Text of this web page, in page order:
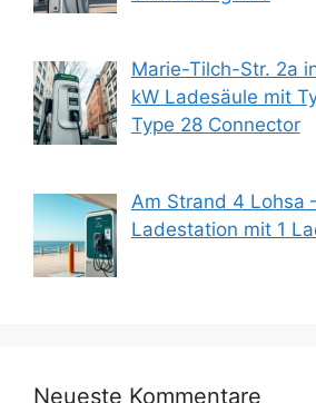
Marie-Tilch-Str. 2a
kW Ladesäule mit
Type 28 Connector
Am Strand 4 Lohsa
Ladestation mit 1
Neueste Kommentare